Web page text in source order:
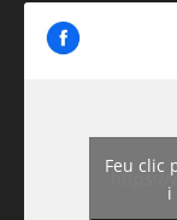
https://
Feu clic
i